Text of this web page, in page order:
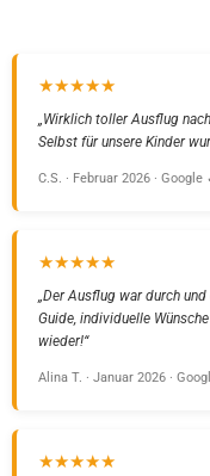
★★★★★
„Wirklich toller Ausflug
Selbst für unsere Kinder
C.S. · Februar 2026 · Google
★★★★★
„Der Ausflug war durch
Guide, individuelle
wieder!“
Alina T. · Januar 2026 ·
★★★★★